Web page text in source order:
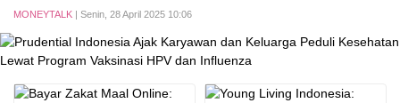
MONEYTALK | Senin, 28 April 2025 10:06